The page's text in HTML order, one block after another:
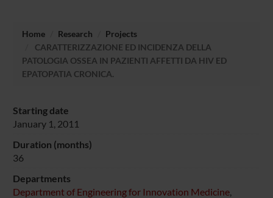
Home Research
Projects
CARATTERIZZAZIONE ED INCIDENZA DELLA
PATOLOGIA OSSEA IN PAZIENTI AFFETTI DA HIV ED
EPATOPATIA CRONICA.
Starting date
January 1, 2011
Duration (months)
36
Departments
Department of Engineering for Innovation Medicine,